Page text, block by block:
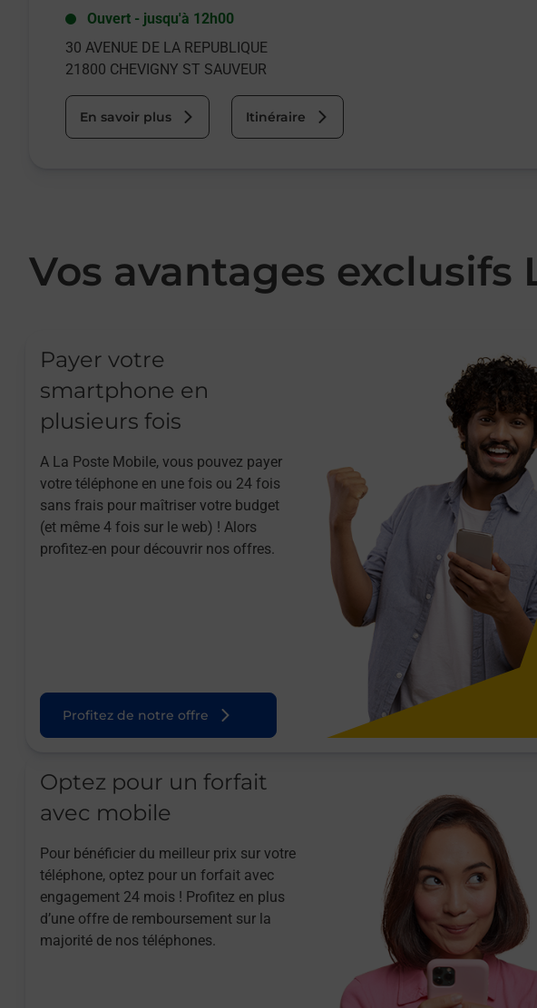
Ouvert - jusqu'à 12h00
30 AVENUE DE LA REPUBLIQUE
21800 CHEVIGNY ST SAUVEUR
En savoir plus Itinéraire
Vos avantages exclusifs
Payer votre
smartphone en
plusieurs fois
A La Poste Mobile, vous pouvez payer
votre téléphone en une fois ou 24 fois
sans frais pour maîtriser votre budget
(et même 4 fois sur le web) ! Alors
profitez-en pour découvrir nos offres.
Profitez de notre offre
Optez pour un forfait
avec mobile
Pour bénéficier du meilleur prix sur votre
téléphone, optez pour un forfait avec
engagement 24 mois ! Profitez en plus
d’une offre de remboursement sur la
majorité de nos téléphones.